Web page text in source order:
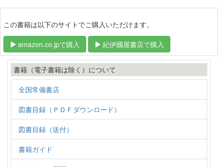
この書籍は以下のサイトでご購入いただけます。
amazon.co.jpで購入 紀伊國屋書店で購入
書籍（電子書籍は除く）について
全国常備書店
図書目録（ＰＤＦダウンロード）
図書目録（送付）
書籍ガイド